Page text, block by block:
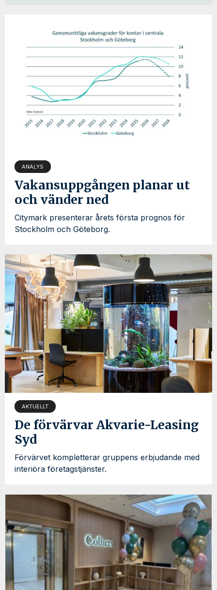
ANALYS
Vakansuppgången planar ut
och vänder ned
Citymark presenterar årets första prognos för
Stockholm och Göteborg.
AKTUELLT
De förvärvar Akvarie-Leasing
Syd
Förvärvet kompletterar gruppens erbjudande med
interiöra företagstjänster.